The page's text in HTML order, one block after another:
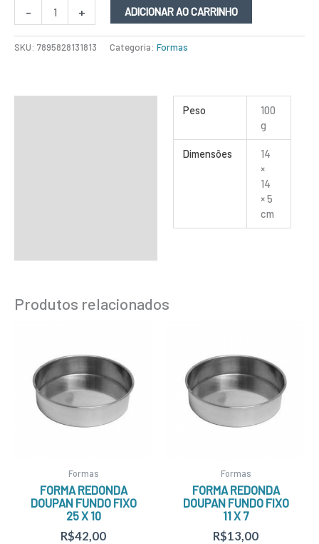
- + ADICIONAR AO CARRINHO
SKU: 7895828131813 Categoria: Formas
Peso
100
g
Dimensões
14
×
14
× 5
cm
Produtos relacionados
Formas
FORMA REDONDA
DOUPAN FUNDO FIXO
25 X 10
R$42,00
Formas
FORMA REDONDA
DOUPAN FUNDO FIXO
11 X 7
R$13,00